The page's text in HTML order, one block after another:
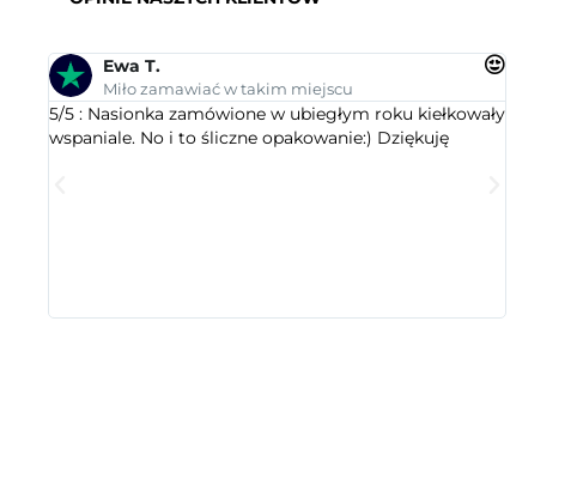
Ewa T.
Miło zamawiać w takim miejscu
5/5 : Nasionka zamówione w ubiegłym roku kiełkowały
wspaniale. No i to śliczne opakowanie:) Dziękuję